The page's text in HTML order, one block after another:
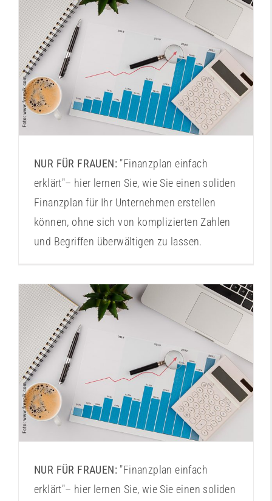
Finanzplanung leicht gemacht
NUR FÜR FRAUEN: "Finanzplan einfach
erklärt"– hier lernen Sie, wie Sie einen soliden
Finanzplan für Ihr Unternehmen erstellen
können, ohne sich von komplizierten Zahlen
und Begriffen überwältigen zu lassen.
Finanzplanung leicht gemacht
NUR FÜR FRAUEN: "Finanzplan einfach
erklärt"– hier lernen Sie, wie Sie einen soliden